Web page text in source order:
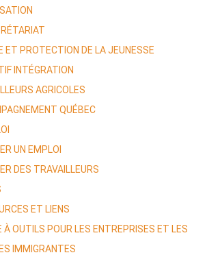
ET PROTECTION DE LA JEUNESSE
INTÉGRATION
AGRICOLES
QUÉBEC
UN EMPLOI
DES TRAVAILLEURS
ET LIENS
À OUTILS POUR LES ENTREPRISES ET LES
IMMIGRANTES